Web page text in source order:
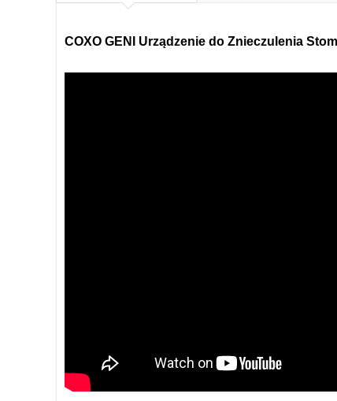
COXO GENI Urządzenie do Znieczulenia